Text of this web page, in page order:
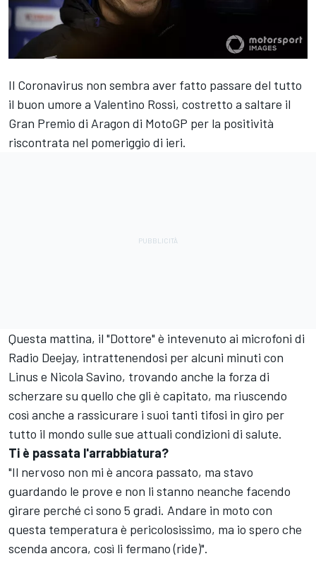
Il Coronavirus non sembra aver fatto passare del tutto
il buon umore a Valentino Rossi, costretto a saltare il
Gran Premio di Aragon di MotoGP per la positività
riscontrata nel pomeriggio di ieri.
Questa mattina, il "Dottore" è intevenuto ai microfoni di
Radio Deejay, intrattenendosi per alcuni minuti con
Linus e Nicola Savino, trovando anche la forza di
scherzare su quello che gli è capitato, ma riuscendo
così anche a rassicurare i suoi tanti tifosi in giro per
tutto il mondo sulle sue attuali condizioni di salute.
Ti è passata l'arrabbiatura?
"Il nervoso non mi è ancora passato, ma stavo
guardando le prove e non li stanno neanche facendo
girare perché ci sono 5 gradi. Andare in moto con
questa temperatura è pericolosissimo, ma io spero che
scenda ancora, così li fermano (ride)".